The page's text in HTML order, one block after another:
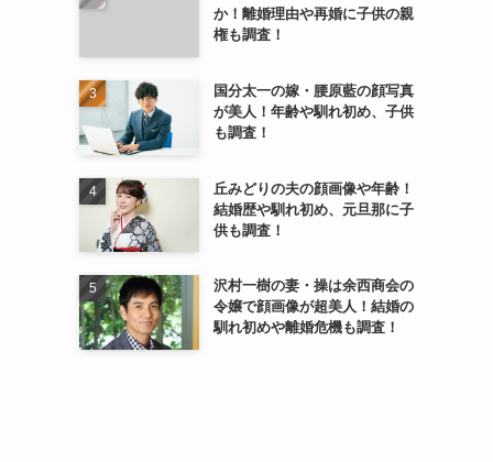
か！離婚理由や再婚に子供の親
権も調査！
国分太一の嫁・腰原藍の顔写真
が美人！年齢や馴れ初め、子供
も調査！
丘みどりの夫の顔画像や年齢！
結婚歴や馴れ初め、元旦那に子
供も調査！
沢村一樹の妻・操は余西商会の
令嬢で顔画像が超美人！結婚の
馴れ初めや離婚危機も調査！